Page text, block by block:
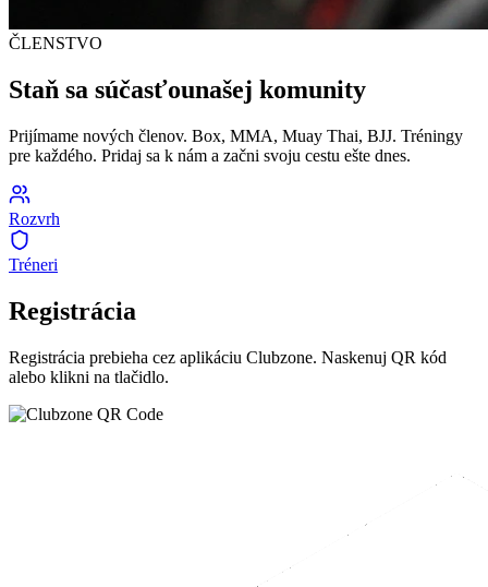
ČLENSTVO
Staň sa súčasťounašej komunity
Prijímame nových členov. Box, MMA, Muay Thai, BJJ. Tréningy
pre každého. Pridaj sa k nám a začni svoju cestu ešte dnes.
Rozvrh
Tréneri
Registrácia
Registrácia prebieha cez aplikáciu Clubzone. Naskenuj QR kód
alebo klikni na tlačidlo.